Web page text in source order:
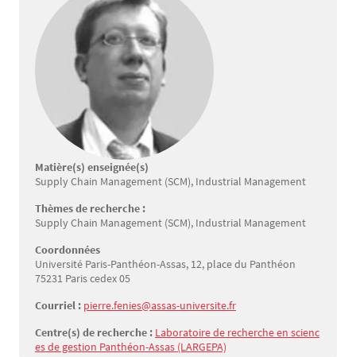
Matière(s) enseignée(s)
Supply Chain Management (SCM), Industrial Management
Thèmes de recherche :
Supply Chain Management (SCM), Industrial Management
Coordonnées
Université Paris-Panthéon-Assas, 12, place du Panthéon
75231 Paris cedex 05
Courriel : pierre.fenies@assas-universite.fr
Centre(s) de recherche : Laboratoire de recherche en scienc
es de gestion Panthéon-Assas (LARGEPA)